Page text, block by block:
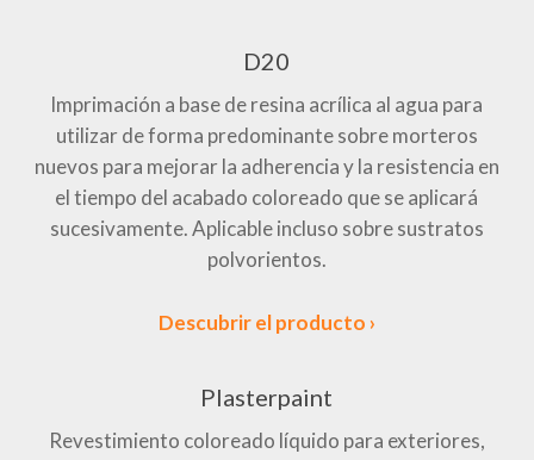
D20
Imprimación a base de resina acrílica al agua para
utilizar de forma predominante sobre morteros
nuevos para mejorar la adherencia y la resistencia en
el tiempo del acabado coloreado que se aplicará
sucesivamente. Aplicable incluso sobre sustratos
polvorientos.
Descubrir el producto ›
Plasterpaint
Revestimiento coloreado líquido para exteriores,